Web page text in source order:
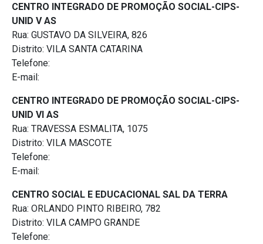
CENTRO INTEGRADO DE PROMOÇÃO SOCIAL-CIPS-
UNID V AS
Rua: GUSTAVO DA SILVEIRA, 826
Distrito: VILA SANTA CATARINA
Telefone:
E-mail:
CENTRO INTEGRADO DE PROMOÇÃO SOCIAL-CIPS-
UNID VI AS
Rua: TRAVESSA ESMALITA, 1075
Distrito: VILA MASCOTE
Telefone:
E-mail:
CENTRO SOCIAL E EDUCACIONAL SAL DA TERRA
Rua: ORLANDO PINTO RIBEIRO, 782
Distrito: VILA CAMPO GRANDE
Telefone: